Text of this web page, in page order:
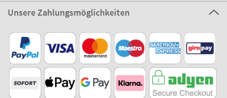
Unsere Zahlungsmöglichkeiten